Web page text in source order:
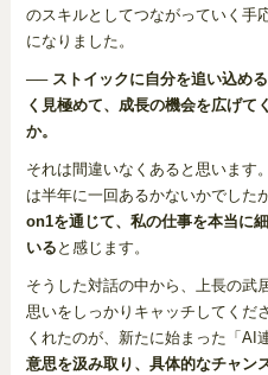
のスキルとしてつながっていく手
になりました。
── ストイックに自分を追い込め
く見極めて、成長の機会を広げて
か。
それは間違いなくあると思います
は半年に一回あるかないかでしたが
on1を通じて、私の仕事を本当に
いる と感じます。
そうした対話の中から、上長の武
思いをしっかりキャッチしてくだ
くれたのが、新たに始まった「AI
意思を汲み取り、具体的なチャン